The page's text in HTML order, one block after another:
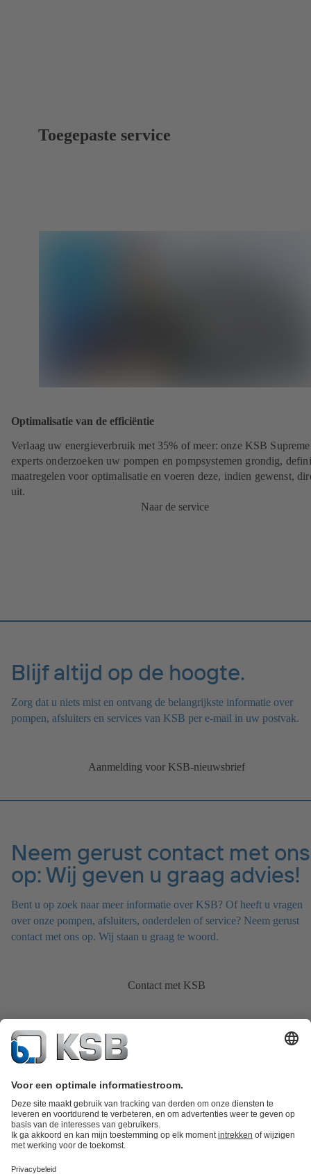
Toegepaste service
Optimalisatie van de efficiëntie
Verlaag uw energieverbruik met 35% of meer: onze KSB
experts onderzoeken uw pompen en pompsystemen grondig,
maatregelen voor optimalisatie en voeren deze, indien gewenst,
uit.
Naar de service
Blijf altijd op de hoogte.
Zorg dat u niets mist en ontvang de belangrijkste informatie over
pompen, afsluiters en services van KSB per e-mail in uw postvak.
Aanmelding voor KSB-nieuwsbrief
Neem gerust contact met ons
op: Wij geven u graag advies!
Bent u op zoek naar meer informatie over KSB? Of heeft u vragen
over onze pompen, afsluiters, onderdelen of service? Neem gerust
contact met ons op. Wij staan u graag te woord.
Contact met KSB
Productcatalogus
premium service voor pompen en